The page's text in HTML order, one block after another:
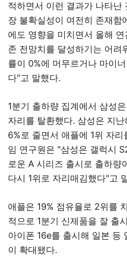
적하면서 이런 결과가 나타난
장 불확실성이 여전히 존재함
에도 영향을 미치면서 올해
존 전망치를 달성하기는 어려
률이 0%에 머무르거나 마이
다"고 말했다.
1분기 출하량 집계에서 삼성
자리를 탈환했다. 삼성은 지
6%로 줄면서 애플에 1위 자
임 연구원은 "삼성은 갤럭시
로운 A 시리즈 출시로 출하량
다시 1위로 자리매김했다"고
애플은 19% 점유율로 2위를
적으로 1분기 신제품을 잘 출
아이폰 16e를 출시해 일본 등
이 확대됐다.